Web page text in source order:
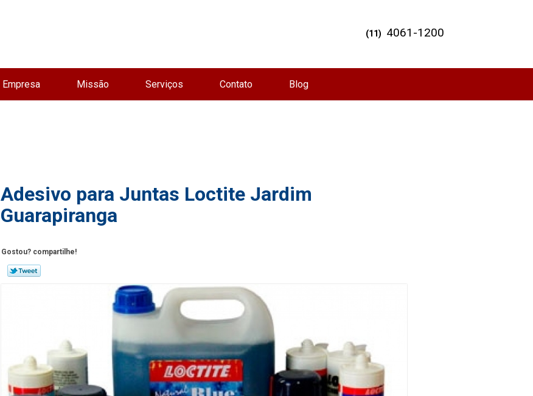
Empresa Missão Serviços Contato Blog
(11) 4061-1200
Adesivo para Juntas Loctite Jardim
Guarapiranga
Gostou? compartilhe!